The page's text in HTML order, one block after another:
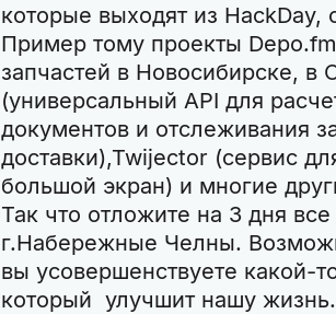
которые выходят из
Пример тому проекты
запчастей в Новосибирске,
(универсальный API для
документов и отслеживания
доставки),Twijector (сервис
большой экран) и многие
Так что отложите на 3 дня
г.Набережные Челны.
вы усовершенствуете какой-
который улучшит нашу жизнь.